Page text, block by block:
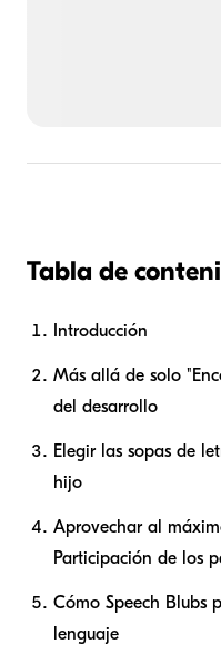
Tabla de
Introducción
Más allá de solo
del desarrollo
Elegir las sopas de
hijo
Aprovechar al
Participación de los
Cómo Speech Blubs
lenguaje